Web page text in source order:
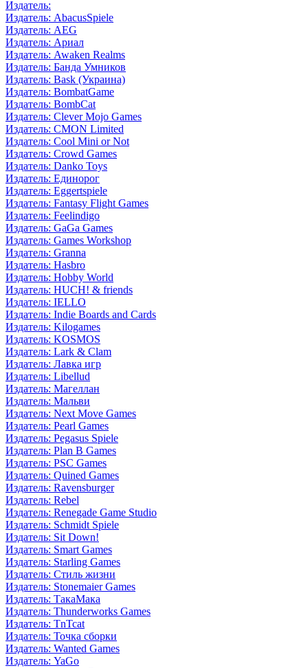
Издатель:
Издатель: AbacusSpiele
Издатель: AEG
Издатель: Ариал
Издатель: Awaken Realms
Издатель: Банда Умников
Издатель: Bask (Украина)
Издатель: BombatGame
Издатель: BombCat
Издатель: Clever Mojo Games
Издатель: CMON Limited
Издатель: Cool Mini or Not
Издатель: Crowd Games
Издатель: Danko Toys
Издатель: Единорог
Издатель: Eggertspiele
Издатель: Fantasy Flight Games
Издатель: Feelindigo
Издатель: GaGa Games
Издатель: Games Workshop
Издатель: Granna
Издатель: Hasbro
Издатель: Hobby World
Издатель: HUCH! & friends
Издатель: IELLO
Издатель: Indie Boards and Cards
Издатель: Kilogames
Издатель: KOSMOS
Издатель: Lark & Clam
Издатель: Лавка игр
Издатель: Libellud
Издатель: Магеллан
Издатель: Мальви
Издатель: Next Move Games
Издатель: Pearl Games
Издатель: Pegasus Spiele
Издатель: Plan B Games
Издатель: PSC Games
Издатель: Quined Games
Издатель: Ravensburger
Издатель: Rebel
Издатель: Renegade Game Studio
Издатель: Schmidt Spiele
Издатель: Sit Down!
Издатель: Smart Games
Издатель: Starling Games
Издатель: Стиль жизни
Издатель: Stonemaier Games
Издатель: ТакаМака
Издатель: Thunderworks Games
Издатель: TnTcat
Издатель: Точка сборки
Издатель: Wanted Games
Издатель: YaGo